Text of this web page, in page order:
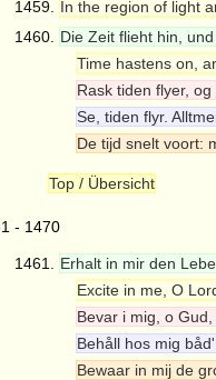
1459.
In the region of light
1460.
Die Zeit flieht hin,
Time hastens on,
Rask tiden flyer,
Se, tiden flyr.
De tijd snelt voort:
Top / Übersicht
- 1470
1461.
Erhalt in mir den
Excite in me, O
Bevar i mig, o
Behåll hos mig
Bewaar in mij de